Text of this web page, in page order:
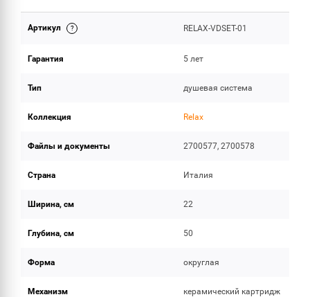
ИНСТРУКЦИИ И ДОКУМЕНТАЦИЯ
Артикул RELAX-VDSET-01
Гарантия 5 лет
Тип душевая система
Коллекция Relax
Файлы и документы 2700577, 2700578
Страна Италия
Ширина, см 22
Глубина, см 50
Форма округлая
Механизм керамический картридж